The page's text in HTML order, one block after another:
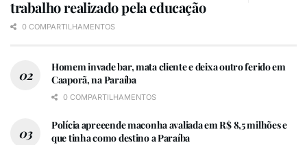
trabalho realizado pela educação
0 COMPARTILHAMENTOS
Homem invade bar, mata cliente e deixa outro ferido em
Caaporã, na Paraíba
0 COMPARTILHAMENTOS
Polícia apreeende maconha avaliada em R$ 8,5 milhões e
que tinha como destino a Paraíba